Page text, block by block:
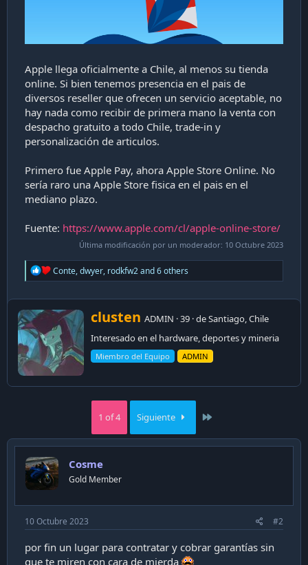
Apple llega oficialmente a Chile, al menos su tienda
online. Si bien tenemos presencia en el pais de
diversos reseller que ofrecen un servicio aceptable, no
hay nada como recibir de primera mano la venta con
despacho gratuito a todo Chile, trade-in y
personalización de articulos.
Primero fue Apple Pay, ahora Apple Store Online. No
sería raro una Apple Store fisica en el pais en el
mediano plazo.
Fuente: https://www.apple.com/cl/apple-online-store/
Última modificación por un moderador: 10 Octubre 2023
R
e
c
t
i
o
n
s
:
Conte,dwyer, rodkfw2and 6 others
W
r
i
t
t
n
b
clusten ADMIN ·39 ·deSantiago, Chile
Interesado en el hardware, deportes y mineria
Miembro del Equipo ADMIN
1 of 4 Siguiente
Cosme
Gold Member
10 Octubre 2023 #2
por fin un lugar para contratar y cobrar garantías sin
que te miren con cara de mierda